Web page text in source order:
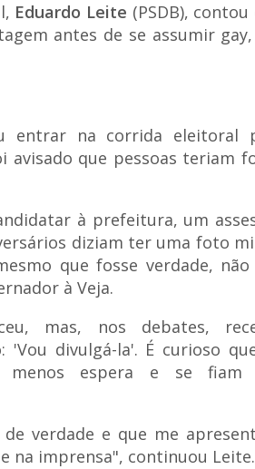
Eduardo Leite (PSDB), contou
antes de se assumir
entrar na corrida eleitoral
avisado que pessoas teriam
à prefeitura, um
diziam ter uma foto
que fosse verdade,
à Veja.
mas, nos debates,
'Vou divulgá-la'. É curioso
menos espera e se fiam
verdade e que me
na imprensa", continuou Leite.